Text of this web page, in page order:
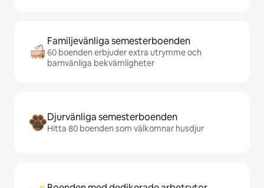
Familjevänliga semesterboenden
60 boenden erbjuder extra utrymme och
barnvänliga bekvämligheter
Djurvänliga semesterboenden
Hitta 80 boenden som välkomnar husdjur